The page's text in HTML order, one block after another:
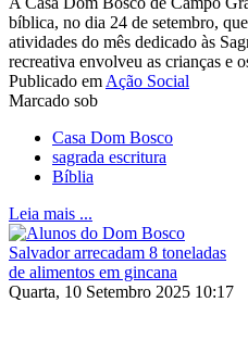
bíblica, no dia 24 de setembro,
atividades do mês dedicado às
recreativa envolveu as crianças e
Publicado em Ação Social
Marcado sob
Casa Dom Bosco
sagrada escritura
Bíblia
Leia mais ...
Quarta, 10 Setembro 2025 10:17